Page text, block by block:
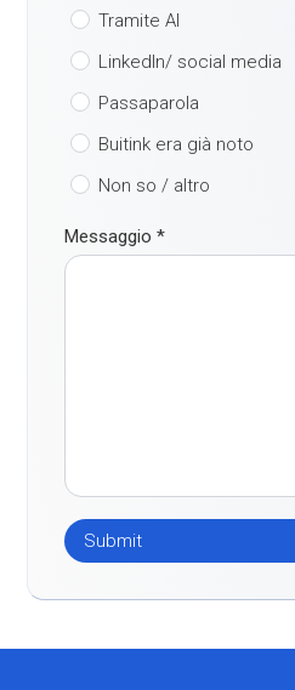
Tramite AI
LinkedIn/ social media
Passaparola
Buitink era già noto
Non so / altro
Messaggio*